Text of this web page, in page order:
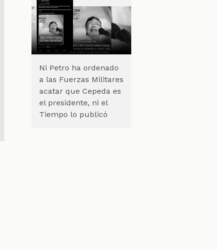
Ni Petro ha ordenado
a las Fuerzas Militares
acatar que Cepeda es
el presidente, ni el
Tiempo lo publicó